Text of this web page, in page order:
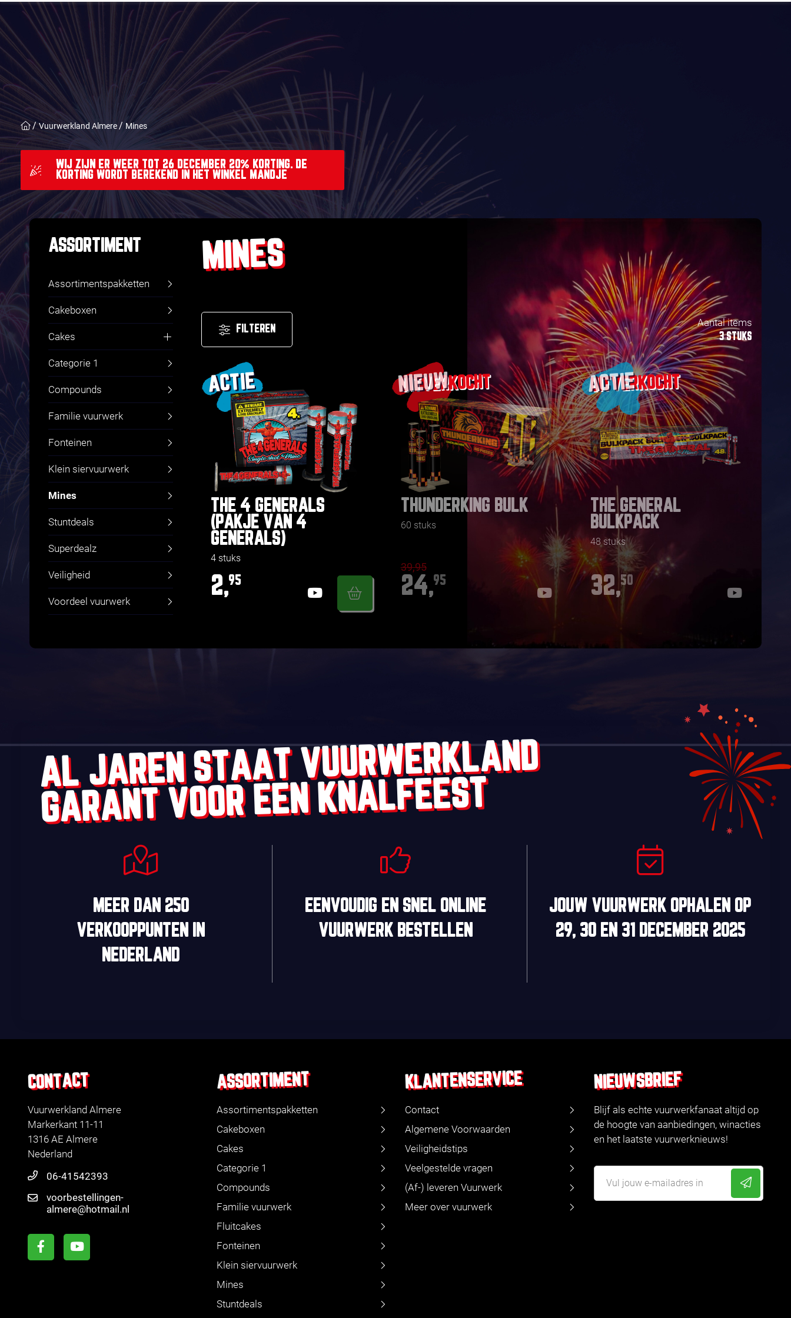
Vuurwerkland Almere Mines
WIJ ZIJN ER WEER TOT 26 DECEMBER 20% KORTING. DE
KORTING WORDT BEREKEND IN HET WINKEL MANDJE
ASSORTIMENT
Assortimentspakketten
Cakeboxen
Cakes
Fluitcakes
Categorie 1
Compounds
Familie vuurwerk
Fonteinen
Klein siervuurwerk
Mines
Stuntdeals
Superdealz
Veiligheid
Voordeel vuurwerk
MINES
FILTEREN
Aantal items
3 STUKS
ACTIE
THE 4 GENERALS
(PAKJE VAN 4
GENERALS)
4 stuks
2,95
NIEUW
THUNDERKING BULK
60 stuks
39,95
24,95
ACTIE
THE GENERAL
BULKPACK
48 stuks
32,50
AL JAREN STAAT VUURWERKLAND
GARANT VOOR EEN KNALFEEST
MEER DAN 250
VERKOOPPUNTEN
IN
NEDERLAND
EENVOUDIG EN SNELONLINE
VUURWERK BESTELLEN
JOUW VUURWERK OPHALEN OP
29, 30EN 31 DECEMBER 2025
CONTACT
Vuurwerkland Almere
Markerkant 11-11
1316 AE Almere
Nederland
06-41542393
voorbestellingen-
almere@hotmail.nl
ASSORTIMENT
Assortimentspakketten
Cakeboxen
Cakes
Categorie 1
Compounds
Familie vuurwerk
Fluitcakes
Fonteinen
Klein siervuurwerk
Mines
Stuntdeals
KLANTENSERVICE
Contact
Algemene Voorwaarden
Veiligheidstips
Veelgestelde vragen
(Af-) leveren Vuurwerk
Meer over vuurwerk
NIEUWSBRIEF
Blijf als echte vuurwerkfanaat altijd op
de hoogte van aanbiedingen, winacties
en het laatste vuurwerknieuws!